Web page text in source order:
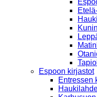
Espoon kirjastot
Entressen